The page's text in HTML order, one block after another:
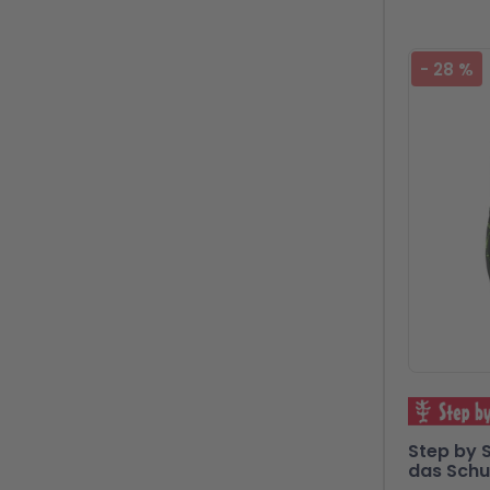
- 28 %
Step by
das